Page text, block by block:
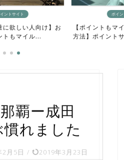
ントサイト
に欲しい人向け】お
もマイル...
ポイン
【ポイントもマ
方法】ポイント
覇ー成田
れました
2月5日 / 2019年3月23日